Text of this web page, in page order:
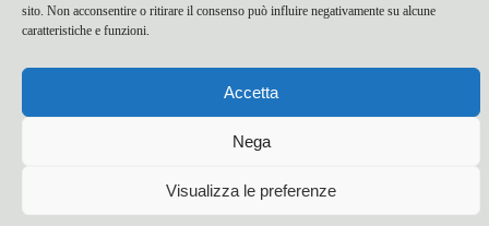
sito. Non acconsentire o ritirare il consenso può influire negativamente su alcune
caratteristiche e funzioni.
Accetta
Nega
Visualizza le preferenze